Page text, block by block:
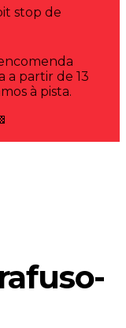
stop de
a partir de 13
à pista.